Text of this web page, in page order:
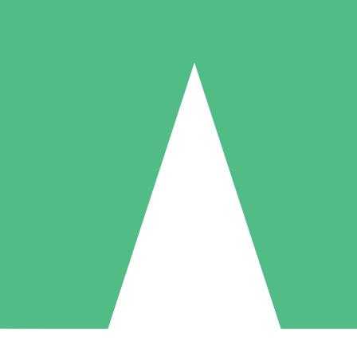
Individuelle Credit-Pakete
nach Bedarf mit Download-Credits. Keine monatliche Verpflichtung